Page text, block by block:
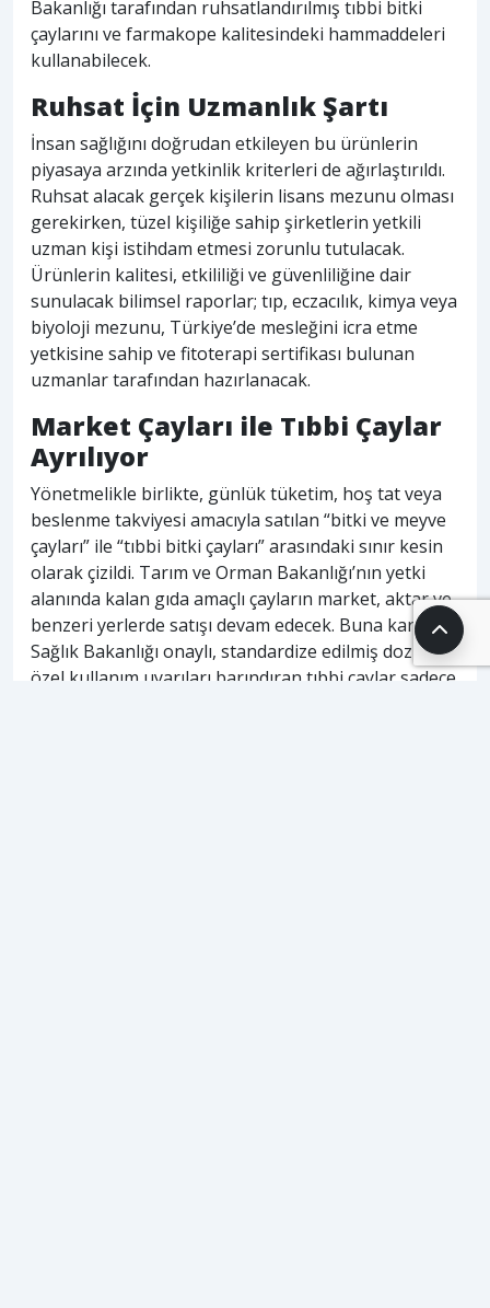
Bakanlığı tarafından ruhsatlandırılmış tıbbi bitki
çaylarını ve farmakope kalitesindeki hammaddeleri
kullanabilecek.
Ruhsat İçin Uzmanlık Şartı
İnsan sağlığını doğrudan etkileyen bu ürünlerin
piyasaya arzında yetkinlik kriterleri de ağırlaştırıldı.
Ruhsat alacak gerçek kişilerin lisans mezunu olması
gerekirken, tüzel kişiliğe sahip şirketlerin yetkili
uzman kişi istihdam etmesi zorunlu tutulacak.
Ürünlerin kalitesi, etkililiği ve güvenliliğine dair
sunulacak bilimsel raporlar; tıp, eczacılık, kimya veya
biyoloji mezunu, Türkiye’de mesleğini icra etme
yetkisine sahip ve fitoterapi sertifikası bulunan
uzmanlar tarafından hazırlanacak.
Market Çayları ile Tıbbi Çaylar
Ayrılıyor
Yönetmelikle birlikte, günlük tüketim, hoş tat veya
beslenme takviyesi amacıyla satılan “bitki ve meyve
çayları” ile “tıbbi bitki çayları” arasındaki sınır kesin
olarak çizildi. Tarım ve Orman Bakanlığı’nın yetki
alanında kalan gıda amaçlı çayların market, aktar ve
benzeri yerlerde satışı devam edecek. Buna karşın,
Sağlık Bakanlığı onaylı, standardize edilmiş doz ve
özel kullanım uyarıları barındıran tıbbi çaylar sadece